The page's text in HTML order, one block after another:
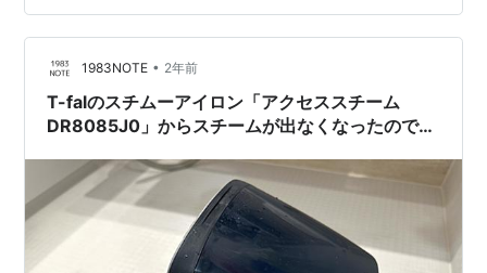
き、手軽にキレイな仕上がりを実現します。コード付き
の安定したパワーで、しっかりとスチームを噴射。大容
量タンク搭載で長時間使用が可能です。スーツ…
1983NOTE • 2年前
T-falのスチムーアイロン「アクセススチーム
DR8085J0」からスチームが出なくなったのでネ